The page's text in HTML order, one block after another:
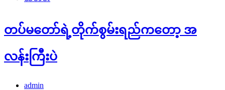
တပ်မတော်ရဲ့တိုက်စွမ်းရည်ကတော့ အ
လန်းကြီးပဲ
admin